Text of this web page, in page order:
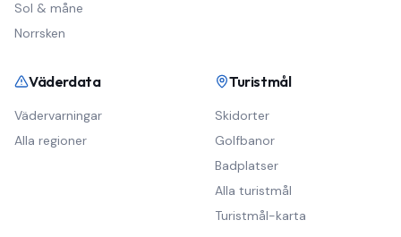
Sol & måne
Norrsken
Väderdata
Vädervarningar
Alla regioner
Turistmål
Skidorter
Golfbanor
Badplatser
Alla turistmål
Turistmål-karta